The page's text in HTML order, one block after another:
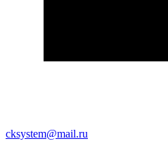
cksystem@mail.ru